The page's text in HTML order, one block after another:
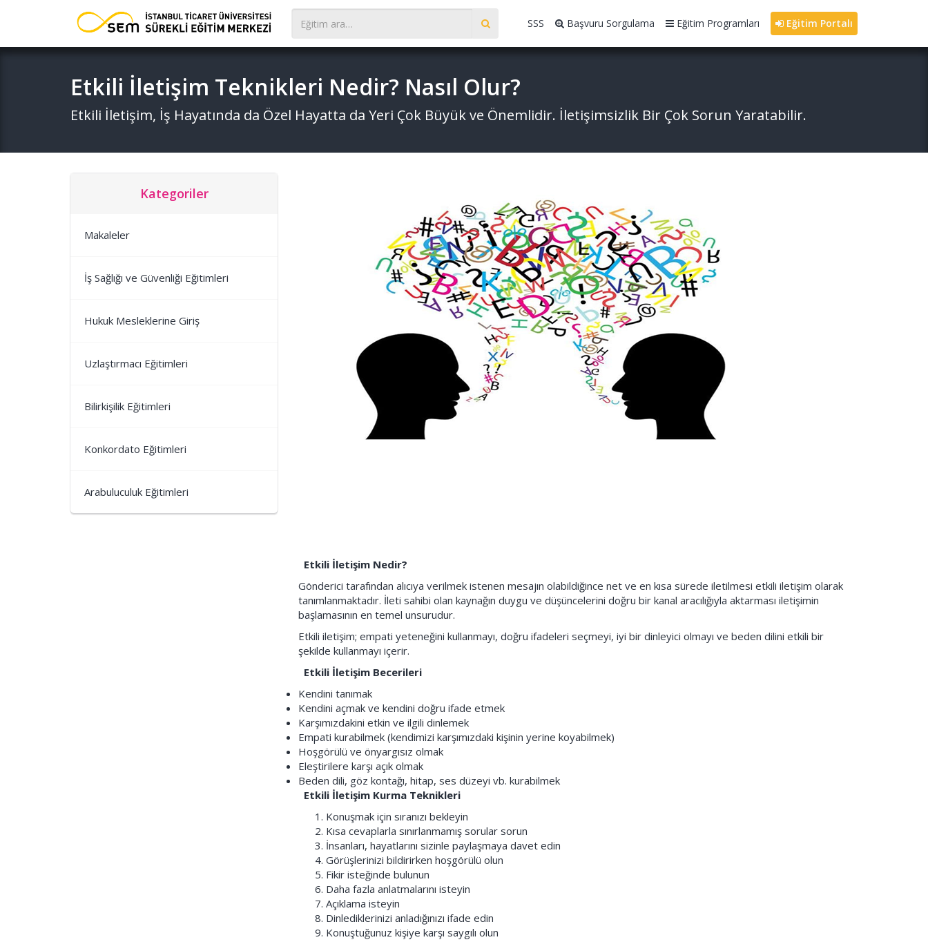
SSS Başvuru Sorgulama Eğitim Programları Eğitim Portalı
Etkili İletişim Teknikleri Nedir? Nasıl Olur?
Etkili İletişim, İş Hayatında da Özel Hayatta da Yeri Çok Büyük ve Önemlidir. İletişimsizlik Bir Çok Sorun Yaratabilir.
Kategoriler
Makaleler
İş Sağlığı ve Güvenliği Eğitimleri
Hukuk Mesleklerine Giriş
Uzlaştırmacı Eğitimleri
Bilirkişilik Eğitimleri
Konkordato Eğitimleri
Arabuluculuk Eğitimleri
Etkili İletişim Nedir?
Gönderici tarafından alıcıya verilmek istenen mesajın olabildiğince net ve en kısa sürede iletilmesi etkili iletişim olarak
tanımlanmaktadır. İleti sahibi olan kaynağın duygu ve düşüncelerini doğru bir kanal aracılığıyla aktarması iletişimin
başlamasının en temel unsurudur.
Etkili iletişim; empati yeteneğini kullanmayı, doğru ifadeleri seçmeyi, iyi bir dinleyici olmayı ve beden dilini etkili bir
şekilde kullanmayı içerir.
Etkili İletişim Becerileri
Kendini tanımak
Kendini açmak ve kendini doğru ifade etmek
Karşımızdakini etkin ve ilgili dinlemek
Empati kurabilmek (kendimizi karşımızdaki kişinin yerine koyabilmek)
Hoşgörülü ve önyargısız olmak
Eleştirilere karşı açık olmak
Beden dili, göz kontağı, hitap, ses düzeyi vb. kurabilmek
Etkili İletişim Kurma Teknikleri
Konuşmak için sıranızı bekleyin
Kısa cevaplarla sınırlanmamış sorular sorun
İnsanları, hayatlarını sizinle paylaşmaya davet edin
Görüşlerinizi bildirirken hoşgörülü olun
Fikir isteğinde bulunun
Daha fazla anlatmalarını isteyin
Açıklama isteyin
Dinlediklerinizi anladığınızı ifade edin
Konuştuğunuz kişiye karşı saygılı olun